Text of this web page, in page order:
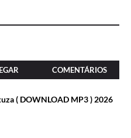
COMENTÁRIOS
( DOWNLOAD MP3 ) 2026